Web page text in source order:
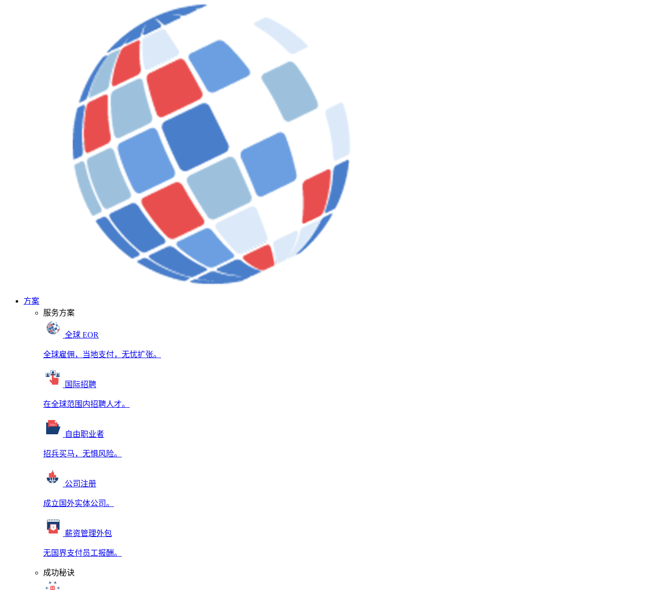
方案
服务方案
全球 EOR
全球雇佣，当地支付，无忧扩张。
国际招聘
在全球范围内招聘人才。
自由职业者
招兵买马，无惧风险。
公司注册
成立国外实体公司。
薪资管理外包
无国界支付员工报酬。
成功秘诀